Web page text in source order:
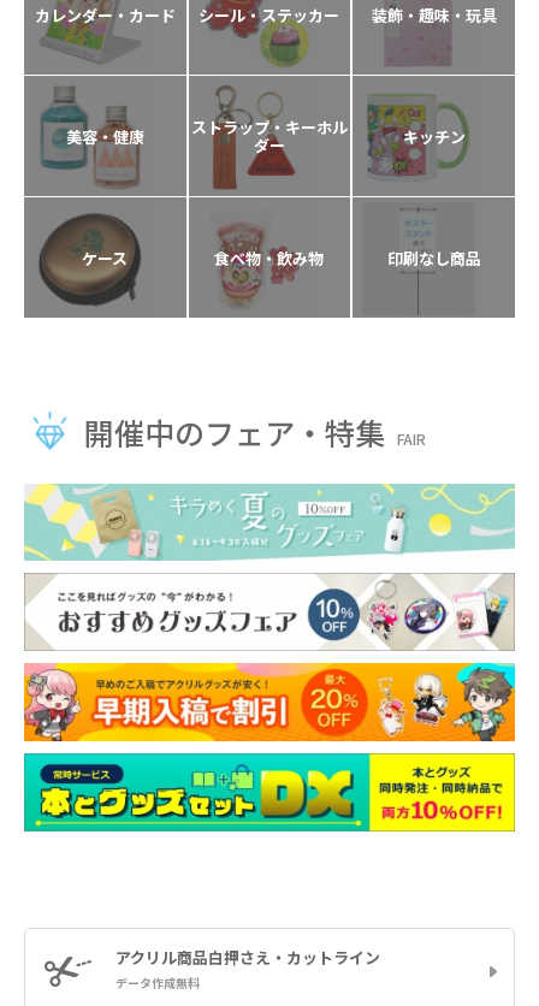
カレンダー・カード シール・ステッカー 装飾・趣味・玩具
美容・健康 ストラップ・キーホル
ダー キッチン
ケース 食べ物・飲み物 印刷なし商品
開催中のフェア・特集 FAIR
アクリル商品白押さえ・カットライン
データ作成無料